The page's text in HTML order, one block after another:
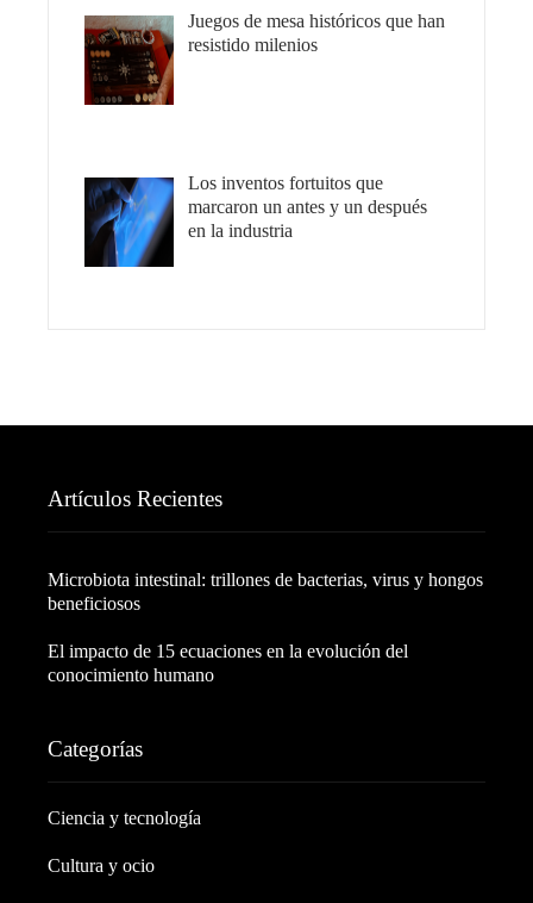
Juegos de mesa históricos que han
resistido milenios
Los inventos fortuitos que
marcaron un antes y un después
en la industria
Artículos Recientes
Microbiota intestinal: trillones de bacterias, virus y hongos
beneficiosos
El impacto de 15 ecuaciones en la evolución del
conocimiento humano
Categorías
Ciencia y tecnología
Cultura y ocio